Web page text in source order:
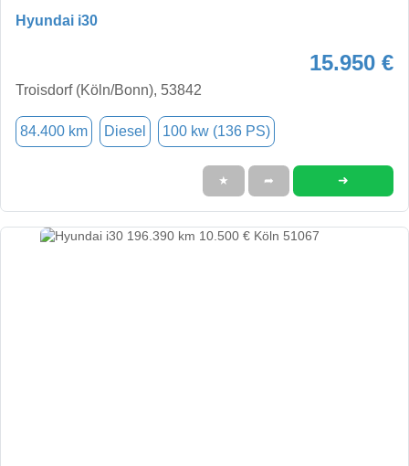
Hyundai i30
15.950 €
Troisdorf (Köln/Bonn), 53842
84.400 km Diesel 100 kw (136 PS)
★ ➦ ➜